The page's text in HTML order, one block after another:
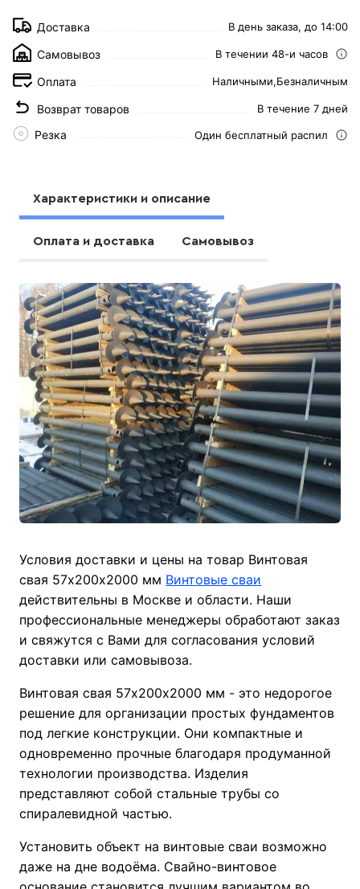
Доставка В день заказа, до 14:00
Самовывоз В течении 48-и часов
Оплата Наличными,Безналичным
Возврат товаров В течение 7 дней
Резка Один бесплатный распил
Характеристики и описание
Оплата и доставка Самовывоз
Условия доставки и цены на товар Винтовая
свая 57х200х2000 мм Винтовые сваи
действительны в Москве и области. Наши
профессиональные менеджеры обработают заказ
и свяжутся с Вами для согласования условий
доставки или самовывоза.
Винтовая свая 57х200х2000 мм - это недорогое
решение для организации простых фундаментов
под легкие конструкции. Они компактные и
одновременно прочные благодаря продуманной
технологии производства. Изделия
представляют собой стальные трубы со
спиралевидной частью.
Установить объект на винтовые сваи возможно
даже на дне водоёма. Свайно-винтовое